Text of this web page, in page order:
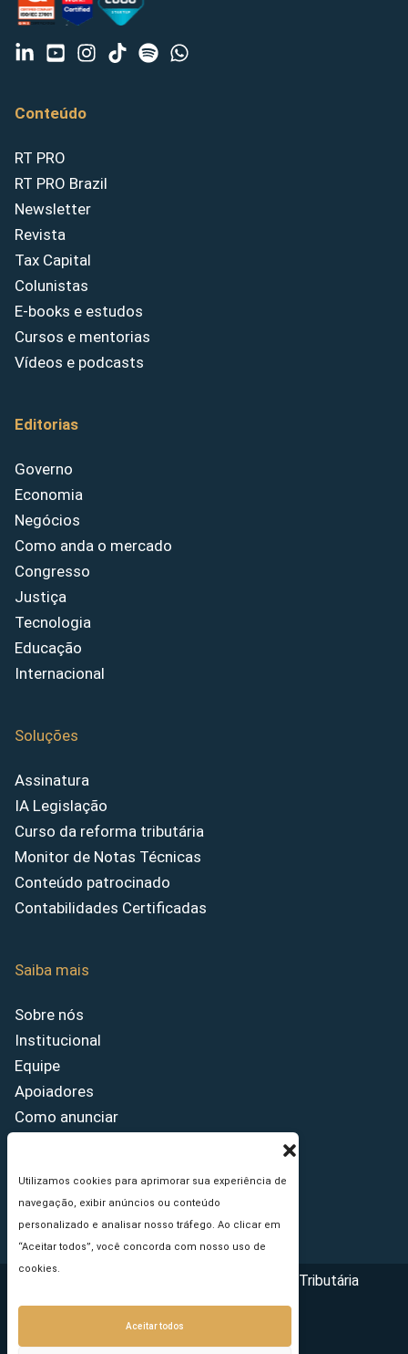
Utilizamos cookies para aprimorar sua experiência de
navegação, exibir anúncios ou conteúdo
personalizado e analisar nosso tráfego. Ao clicar em
“Aceitar todos”, você concorda com nosso uso de
cookies.
Aceitar todos
Conteúdo
RT PRO
RT PRO Brazil
Newsletter
Revista
Tax Capital
Colunistas
E-books e estudos
Cursos e mentorias
Vídeos e podcasts
Editorias
Governo
Economia
Negócios
Como anda o mercado
Congresso
Justiça
Tecnologia
Educação
Internacional
Soluções
Assinatura
IA Legislação
Curso da reforma tributária
Monitor de Notas Técnicas
Conteúdo patrocinado
Contabilidades Certificadas
Saiba mais
Sobre nós
Institucional
Equipe
Apoiadores
Como anunciar
Princípios Editoriais
Copyright © 2026 - Portal da Reforma Tributária